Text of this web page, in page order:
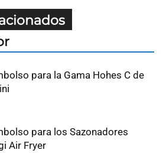
para la Gama Hohes C de
para los Sazonadores
Air Fryer